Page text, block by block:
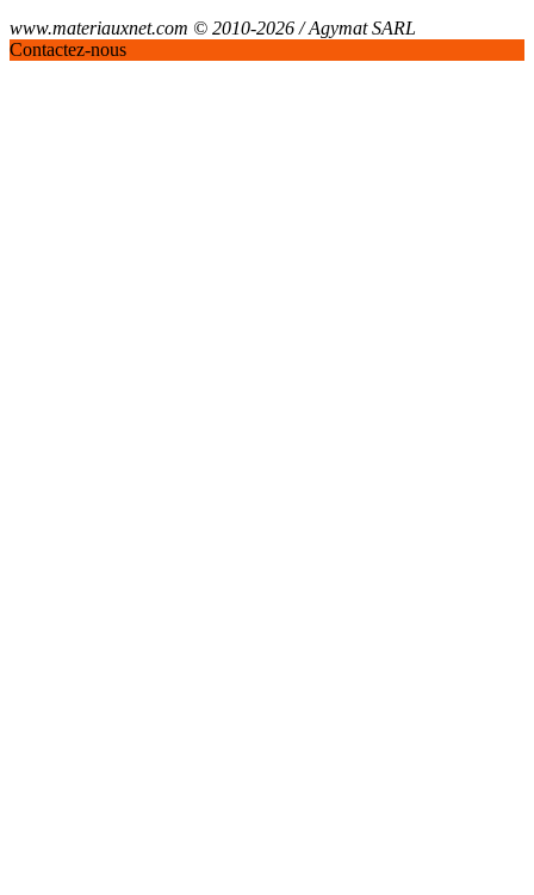
www.materiauxnet.com © 2010-2026 / Agymat SARL
Contactez-nous